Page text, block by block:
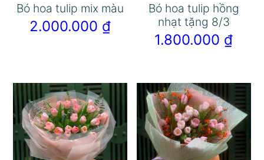
Bó hoa tulip mix màu
2.000.000 ₫
Bó hoa tulip hồng
nhạt tặng 8/3
1.800.000 ₫